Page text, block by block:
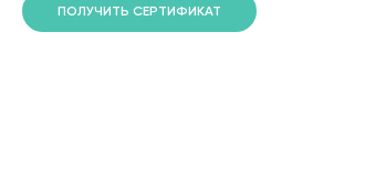
ПОЛУЧИТЬ СЕРТИФИКАТ